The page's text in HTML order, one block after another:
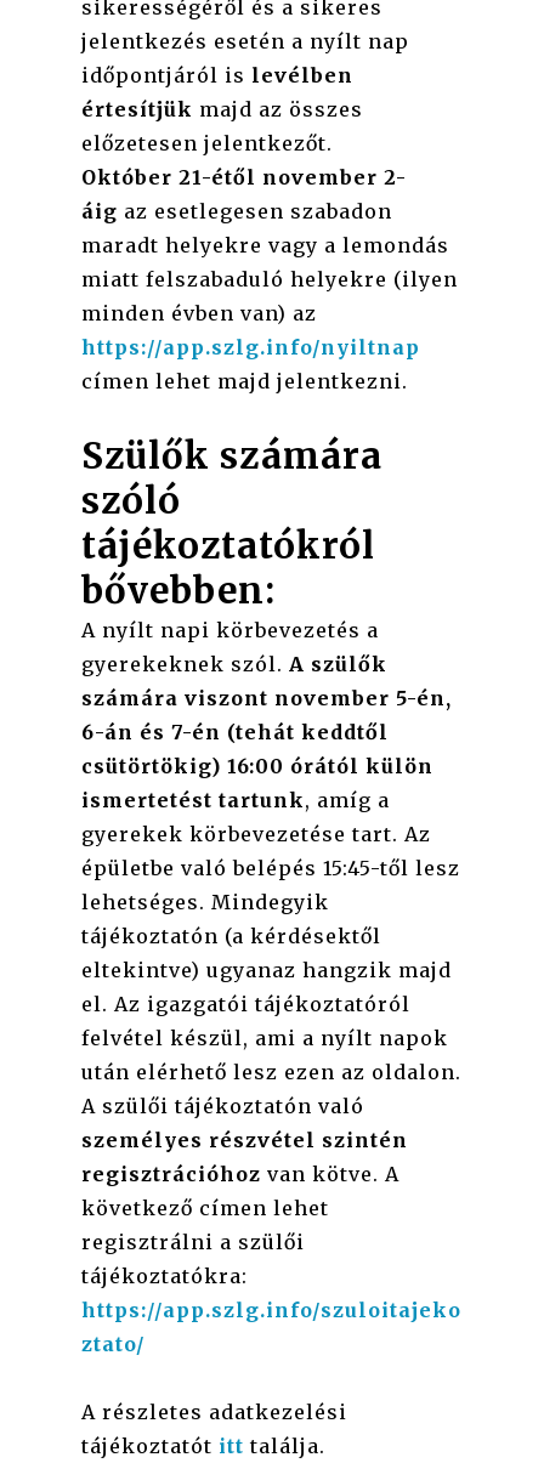
sikerességéről és a sikeres
jelentkezés esetén a nyílt nap
időpontjáról is levélben
értesítjük majd az összes
előzetesen jelentkezőt.
Október 21-étől november 2-
áig az esetlegesen szabadon
maradt helyekre vagy a lemondás
miatt felszabaduló helyekre (ilyen
minden évben van) az
https://app.szlg.info/nyiltnap
címen lehet majd jelentkezni.
Szülők számára
szóló
tájékoztatókról
bővebben:
A nyílt napi körbevezetés a
gyerekeknek szól. A szülők
számára viszont november 5-én,
6-án és 7-én (tehát keddtől
csütörtökig) 16:00 órától külön
ismertetést tartunk, amíg a
gyerekek körbevezetése tart. Az
épületbe való belépés 15:45-től lesz
lehetséges. Mindegyik
tájékoztatón (a kérdésektől
eltekintve) ugyanaz hangzik majd
el. Az igazgatói tájékoztatóról
felvétel készül, ami a nyílt napok
után elérhető lesz ezen az oldalon.
A szülői tájékoztatón való
személyes részvétel szintén
regisztrációhozvan kötve. A
következő címen lehet
regisztrálni a szülői
tájékoztatókra:
https://app.szlg.info/szuloitajeko
ztato/
A részletes adatkezelési
tájékoztatót itt találja.